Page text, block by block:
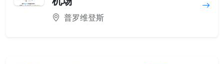
普罗维登斯